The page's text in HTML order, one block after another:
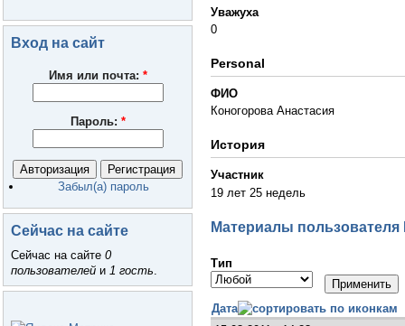
Вход на сайт
Имя или почта: *
Пароль: *
Забыл(а) пароль
Сейчас на сайте
Сейчас на сайте 0
пользователей и 1 гость.
Уважуха
0
Personal
ФИО
Коногорова Анастасия
История
Участник
19 лет 25 недель
Материалы
Тип
Дата